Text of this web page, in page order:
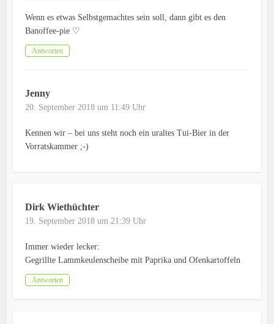
Wenn es etwas Selbstgemachtes sein soll, dann gibt es den
Banoffee-pie ♡
Antworten
Jenny
20. September 2018 um 11:49 Uhr
Kennen wir – bei uns steht noch ein uraltes Tui-Bier in der
Vorratskammer ;-)
Dirk Wiethüchter
19. September 2018 um 21:39 Uhr
Immer wieder lecker:
Gegrillte Lammkeulenscheibe mit Paprika und Ofenkartoffeln
Antworten